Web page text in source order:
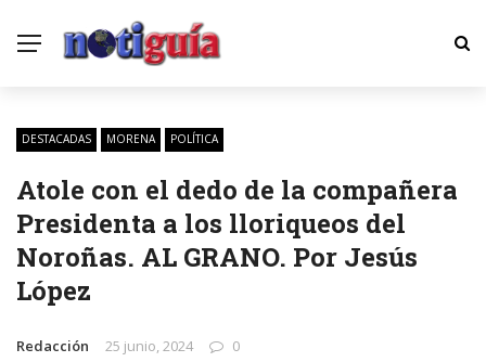
DESTACADAS MORENA POLÍTICA
Atole con el dedo de la compañera
Presidenta a los lloriqueos del
Noroñas. AL GRANO. Por Jesús
López
Redacción 25 junio, 2024 0